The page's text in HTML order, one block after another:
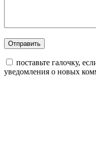
поставьте галочку,
уведомления о новых